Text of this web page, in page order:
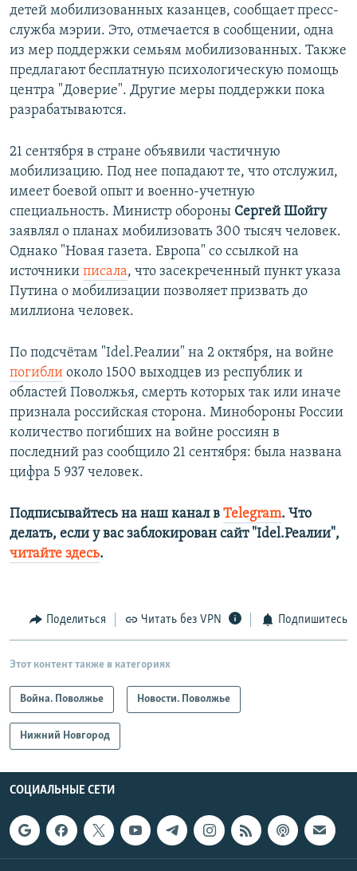
детей мобилизованных казанцев, сообщает пресс-
служба мэрии. Это, отмечается в сообщении, одна
из мер поддержки семьям мобилизованных. Также
предлагают бесплатную психологическую помощь
центра "Доверие". Другие меры поддержки пока
разрабатываются.
21 сентября в стране объявили частичную
мобилизацию. Под нее попадают те, что отслужил,
имеет боевой опыт и военно-учетную
специальность. Министр обороны Сергей Шойгу
заявлял о планах мобилизовать 300 тысяч человек.
Однако "Новая газета. Европа" со ссылкой на
источники писала, что засекреченный пункт указа
Путина о мобилизации позволяет призвать до
миллиона человек.
По подсчётам "Idel.Реалии" на 2 октября, на войне
погибли около 1500 выходцев из республик и
областей Поволжья, смерть которых так или иначе
признала российская сторона. Минобороны России
количество погибших на войне россиян в
последний раз сообщило 21 сентября: была названа
цифра 5 937 человек.
Подписывайтесь на наш канал в Telegram. Что
делать, если у вас заблокирован сайт "Idel.Реалии",
читайте здесь.
Поделиться Читать без VPN Подпишитесь
Этот контент также в категориях
Война. Поволжье Новости. Поволжье
Нижний Новгород
СОЦИАЛЬНЫЕ СЕТИ